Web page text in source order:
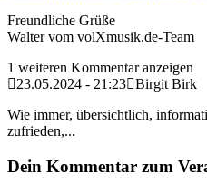
Freundliche Grüße
Walter vom volXmusik.de-Team
1 weiteren Kommentar anzeigen
23.05.2024 - 21:23 Birgit Birk
Wie immer, übersichtlich,
zufrieden,...
Dein Kommentar zum